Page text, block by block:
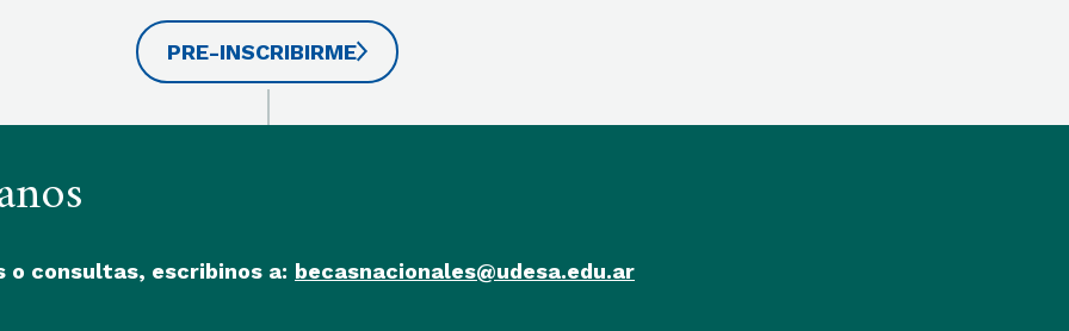
PRE-INSCRIBIRME
o consultas, escribinos a: becasnacionales@udesa.edu.ar